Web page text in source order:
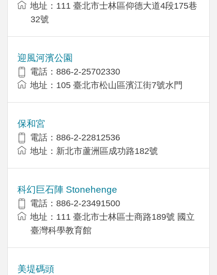
地址：111 臺北市士林區仰德大道4段175巷
32號
迎風河濱公園
電話：886-2-25702330
地址：105 臺北市松山區濱江街7號水門
保和宮
電話：886-2-22812536
地址：新北市蘆洲區成功路182號
科幻巨石陣 Stonehenge
電話：886-2-23491500
地址：111 臺北市士林區士商路189號 國立
臺灣科學教育館
美堤碼頭